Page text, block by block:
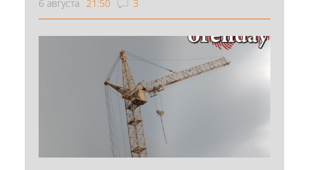
6 августа 21:50 3